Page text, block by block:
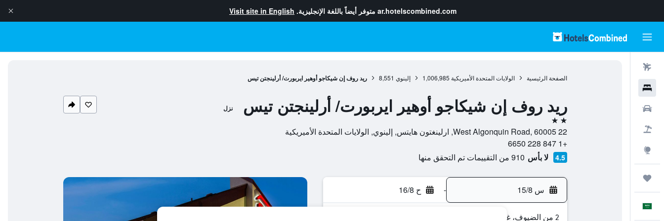
ar.hotelscombined.com متوفر أيضاً باللغة الإنجليزية. Visit site in English
الصفحة الرئيسية الولايات المتحدة الأميريكية 1,006,985 إلينوي 8,551 ريد روف إن شيكاجو أوهير ايربورت/ أرلينجتن تيس
ريد روف إن شيكاجو أوهير ايربورت/ أرلينجتن تيس نزل
2 نجمتين
22 West Algonquin Road, 60005, ارلينغتون هايتس, إلينوي, الولايات المتحدة الأميريكية
+1 847 228 6650
4.5 لا بأس 910 من التقييمات تم التحقق منها
س 15/8 - ح 16/8
2 من الضيوف، غرفة واحدة